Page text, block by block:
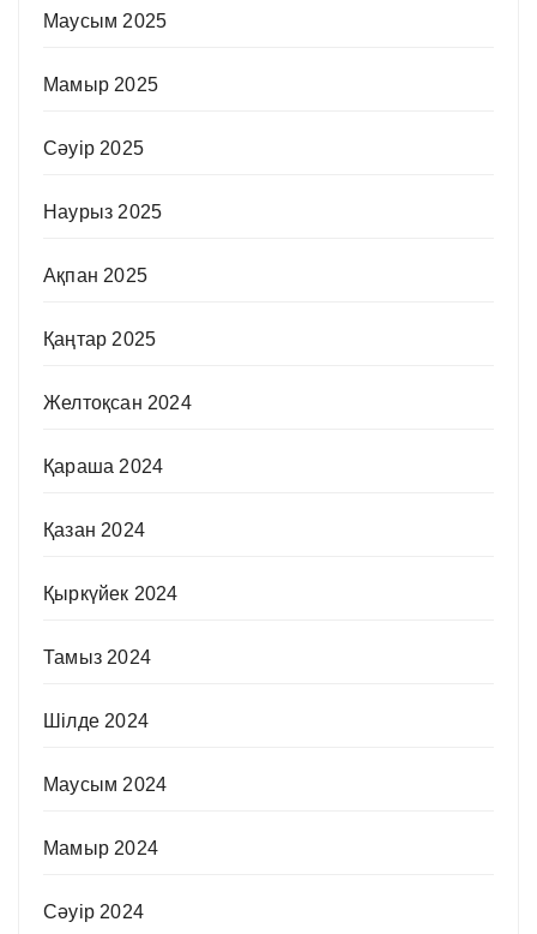
Маусым 2025
Мамыр 2025
Сәуір 2025
Наурыз 2025
Ақпан 2025
Қаңтар 2025
Желтоқсан 2024
Қараша 2024
Қазан 2024
Қыркүйек 2024
Тамыз 2024
Шілде 2024
Маусым 2024
Мамыр 2024
Сәуір 2024